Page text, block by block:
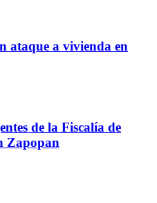
ataque a vivienda en
de la Fiscalía de
Zapopan